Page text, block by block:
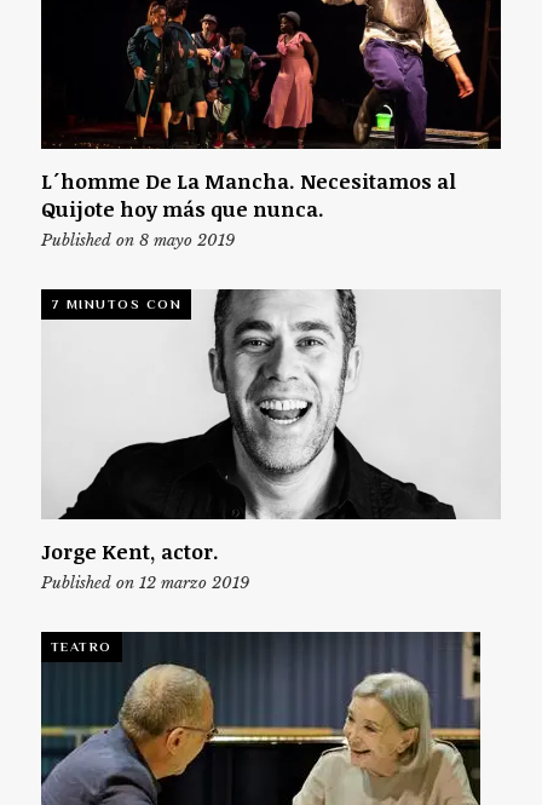
L´homme De La Mancha. Necesitamos al
Quijote hoy más que nunca.
Published on 8 mayo 2019
7 MINUTOS CON
Jorge Kent, actor.
Published on 12 marzo 2019
TEATRO